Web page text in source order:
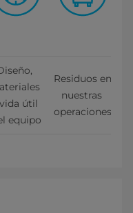
útil
equipo
Residuos en
nuestras
operaciones